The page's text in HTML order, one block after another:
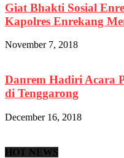
Giat Bhakti Sosial
Kapolres Enrekang
November 7, 2018
Danrem Hadiri Acara
di Tenggarong
December 16, 2018
HOT NEWS